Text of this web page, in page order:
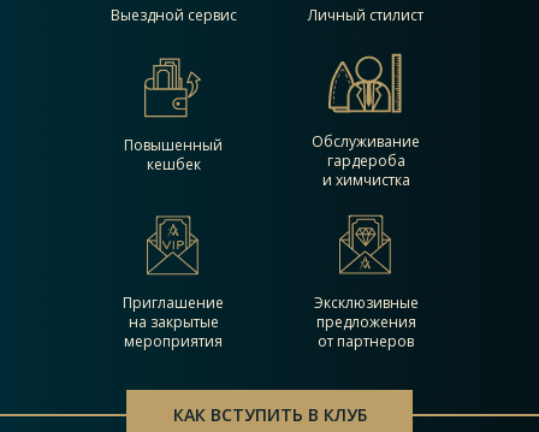
КАК ВСТУПИТЬ В КЛУБ
Выездной сервис Личный стилист
Повышенный
кешбек
Обслуживание
гардероба
и химчистка
Эксклюзивные
предложения
от партнеров
Приглашение
на закрытые
мероприятия